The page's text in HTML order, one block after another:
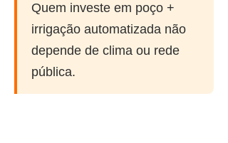
Quem investe em poço +
irrigação automatizada não
depende de clima ou rede
pública.